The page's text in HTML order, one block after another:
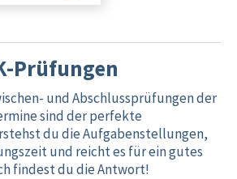
Prüfungen
und Abschlussprüfungen der
sind der perfekte
du die Aufgabenstellungen,
und reicht es für ein gutes
findest du die Antwort!